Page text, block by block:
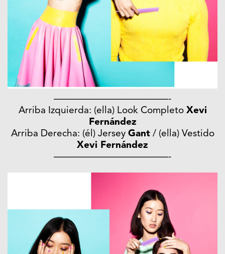
————————————-
Arriba Izquierda: (ella) Look Completo Xevi
Fernández
Arriba Derecha: (él) Jersey Gant/ (ella) Vestido
Xevi Fernández
————————————-